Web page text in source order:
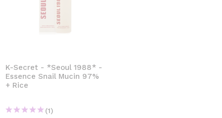
K-Secret - *Seoul 1988* -
Essence Snail Mucin 97%
+ Rice
(1)